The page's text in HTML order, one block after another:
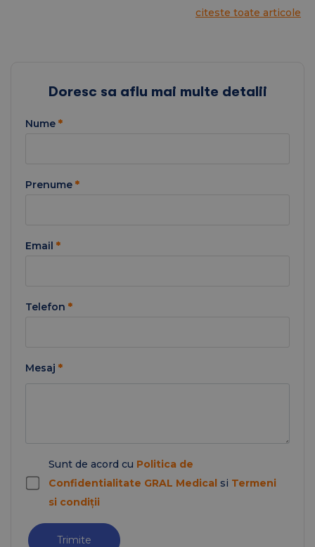
citeste toate articole
Doresc sa aflu mai multe detalii
Nume *
Prenume *
Email *
Telefon *
Mesaj *
Sunt de acord cu Politica de
Confidentialitate GRAL Medical si Termeni
si condiții
Trimite